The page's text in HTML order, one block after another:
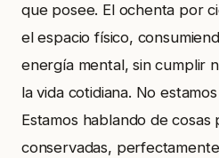
que posee. El ochenta por
el espacio físico,
energía mental, sin cumplir
la vida cotidiana. No
Estamos hablando de
conservadas,